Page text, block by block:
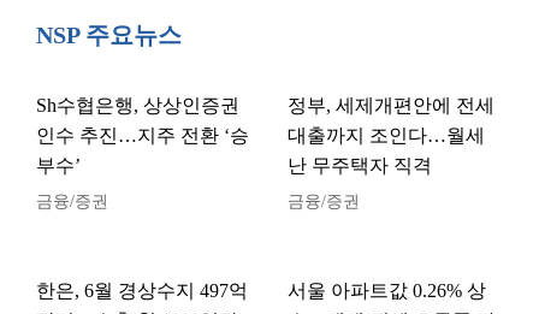
NSP 주요뉴스
Sh수협은행, 상상인증권
인수 추진…지주 전환 ‘승
부수’
금융/증권
정부, 세제개편안에 전세
대출까지 조인다…월세
난 무주택자 직격
금융/증권
한은, 6월 경상수지 497억
서울 아파트값 0.26% 상